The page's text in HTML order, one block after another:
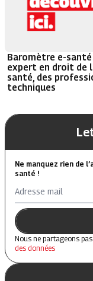
Baromètre e-santé
expert en droit de
santé, des
techniques
Ne manquez rien de
santé !
Adresse mail
Nous ne partageons
des données